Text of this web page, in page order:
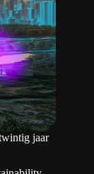
jaar